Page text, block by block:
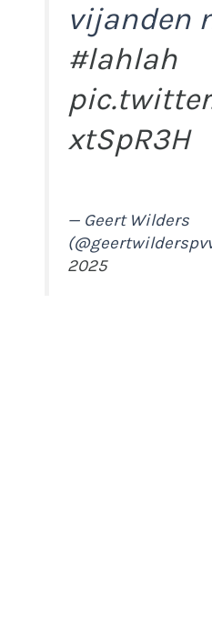
vijanden
#lahlah
xtSpR3H
— Geert Wilders
2025